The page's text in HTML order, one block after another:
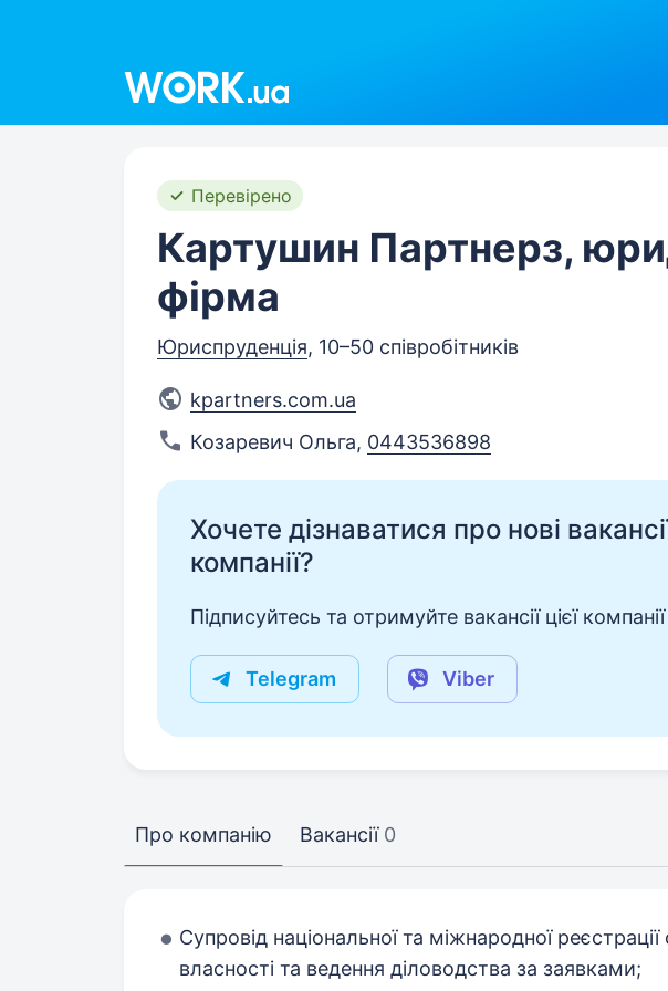
Перевірено
Картушин Партнерз,
фірма
Юриспруденція, 10–50 співробітників
kpartners.com.ua
Козаревич Ольга, 0443536898
Хочете дізнаватися про нові
компанії?
Підписуйтесь та отримуйте вакансії цієї
Telegram Viber
Про компанію Вакансії 0
Супровід національної та міжнародної реєстрації
власності та ведення діловодства за заявками;